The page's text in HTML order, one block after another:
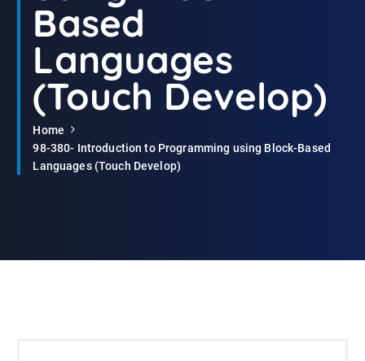
Based
Languages
(Touch Develop)
Home
98-380- Introduction to Programming using Block-Based
Languages (Touch Develop)